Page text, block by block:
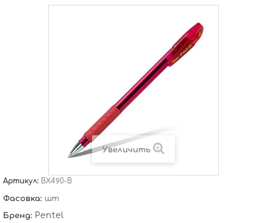
Увеличить
Артикул: BX490-B
Фасовка: шт
Бренд: Pentel